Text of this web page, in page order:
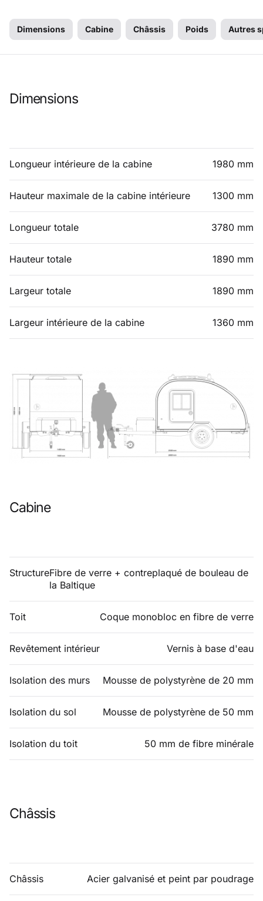
Dimensions Cabine Châssis Poids Autres
Dimensions
Longueur intérieure de la cabine 1980 mm
Hauteur maximale de la cabine intérieure 1300 mm
Longueur totale 3780 mm
Hauteur totale 1890 mm
Largeur totale 1890 mm
Largeur intérieure de la cabine 1360 mm
Cabine
StructureFibre de verre + contreplaqué de bouleau de
la Baltique
Toit Coque monobloc en fibre de verre
Revêtement intérieur Vernis à base d'eau
Isolation des murs Mousse de polystyrène de 20 mm
Isolation du sol Mousse de polystyrène de 50 mm
Isolation du toit 50 mm de fibre minérale
Châssis
Châssis Acier galvanisé et peint par poudrage